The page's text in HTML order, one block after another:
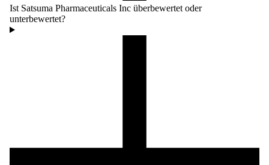
Ist Satsuma Pharmaceuticals Inc überbewertet oder
unterbewertet?